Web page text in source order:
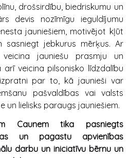
drošsirdību, biedriskumu un
devis nozīmīgu ieguldījumu
jauniešiem, motivējot kļūt
sasniegt jebkurus mērķus. Ar
jauniešu prasmju un
arī veicina pilsonisko līdzdalību
par to, kā jaunieši var
pašvaldības vai valsts
un lielisks paraugs jauniešiem.
Caunem tika pasniegts
un pagastu apvienības
darbu un iniciatīvu bērnu un